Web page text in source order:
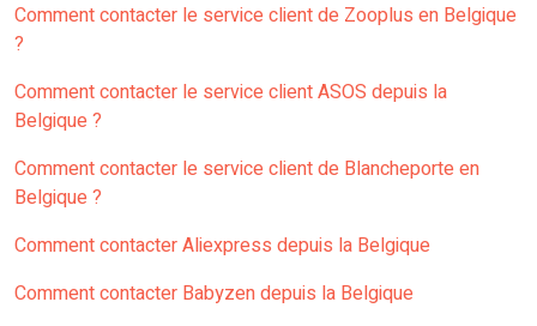
Comment contacter le service client de Zooplus en Belgique
?
Comment contacter le service client ASOS depuis la
Belgique ?
Comment contacter le service client de Blancheporte en
Belgique ?
Comment contacter Aliexpress depuis la Belgique
Comment contacter Babyzen depuis la Belgique